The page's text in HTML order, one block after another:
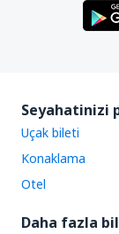
Seyahatinizi
Uçak bileti
Konaklama
Otel
Daha fazla